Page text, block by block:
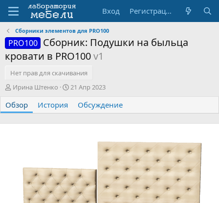
Вход Регистрация
Сборники элементов для PRO100
PRO100 Сборник: Подушки на быльца
кровати в PRO100v1
Нет прав для скачивания
А
т
о
р
Ирина Штенко
Д
а
с
я
21 Апр 2023
Обзор История Обсуждение